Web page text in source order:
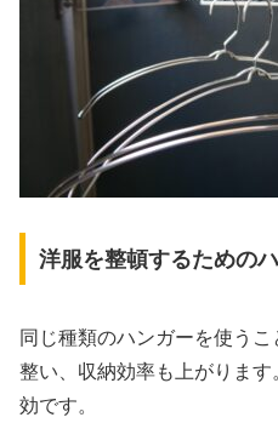
洋服を整頓するための
同じ種類のハンガーを使う
整い、収納効率も上がりま
効です。